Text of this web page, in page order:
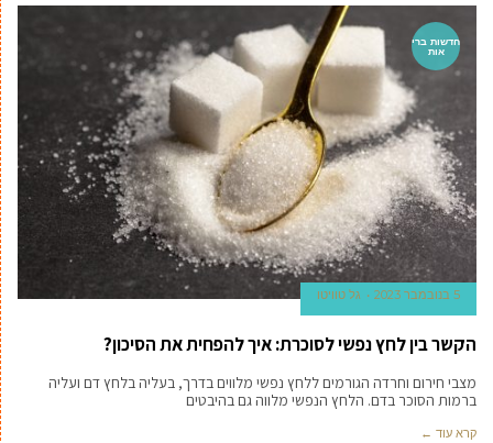
חדשות ברי
אות
5 בנובמבר 2023 גל טוויטו
הקשר בין לחץ נפשי לסוכרת: איך להפחית את הסיכון?
מצבי חירום וחרדה הגורמים ללחץ נפשי מלווים בדרך, בעליה בלחץ דם ועליה
ברמות הסוכר בדם. הלחץ הנפשי מלווה גם בהיבטים
קרא עוד ←